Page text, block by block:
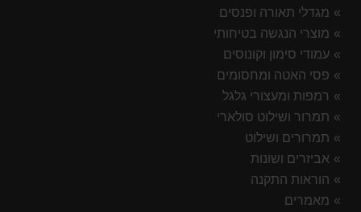
מגדלי תאורה ופנסים
מוצרי הנגשה בטיחותי
עמודי סימון וקונוסים
פסי האטה ומחסומים
רמפות ומעצורי גלגל
תמרור ושילוט סולארי
תמרורים ושילוט
אביזרים ושונות
הוראות התקנה
מאמרים